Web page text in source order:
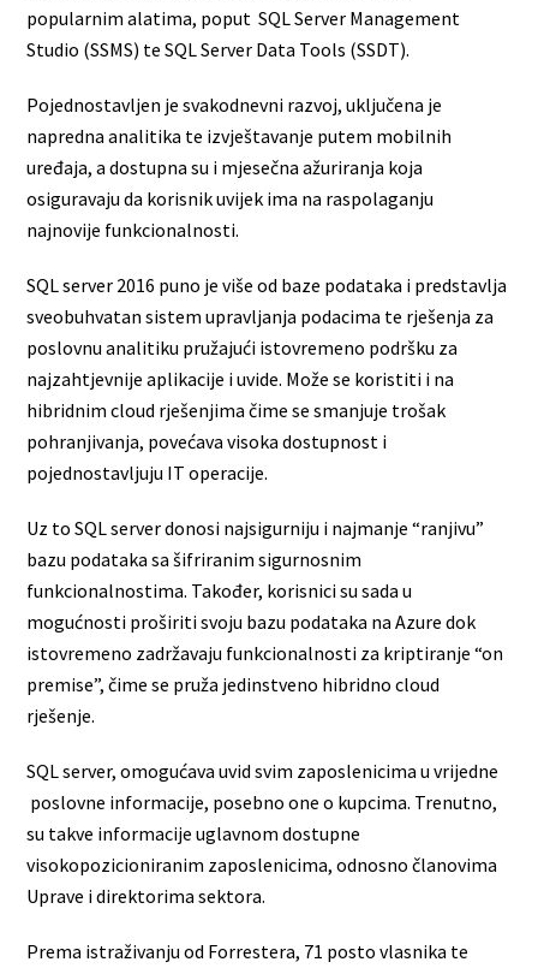
popularnim alatima, poput SQL Server Management
Studio (SSMS) te SQL Server Data Tools (SSDT).
Pojednostavljen je svakodnevni razvoj, uključena je
napredna analitika te izvještavanje putem mobilnih
uređaja, a dostupna su i mjesečna ažuriranja koja
osiguravaju da korisnik uvijek ima na raspolaganju
najnovije funkcionalnosti.
SQL server 2016 puno je više od baze podataka i predstavlja
sveobuhvatan sistem upravljanja podacima te rješenja za
poslovnu analitiku pružajući istovremeno podršku za
najzahtjevnije aplikacije i uvide. Može se koristiti i na
hibridnim cloud rješenjima čime se smanjuje trošak
pohranjivanja, povećava visoka dostupnost i
pojednostavljuju IT operacije.
Uz to SQL server donosi najsigurniju i najmanje “ranjivu”
bazu podataka sa šifriranim sigurnosnim
funkcionalnostima. Također, korisnici su sada u
mogućnosti proširiti svoju bazu podataka na Azure dok
istovremeno zadržavaju funkcionalnosti za kriptiranje “on
premise”, čime se pruža jedinstveno hibridno cloud
rješenje.
SQL server, omogućava uvid svim zaposlenicima u vrijedne
poslovne informacije, posebno one o kupcima. Trenutno,
su takve informacije uglavnom dostupne
visokopozicioniranim zaposlenicima, odnosno članovima
Uprave i direktorima sektora.
Prema istraživanju od Forrestera, 71 posto vlasnika te